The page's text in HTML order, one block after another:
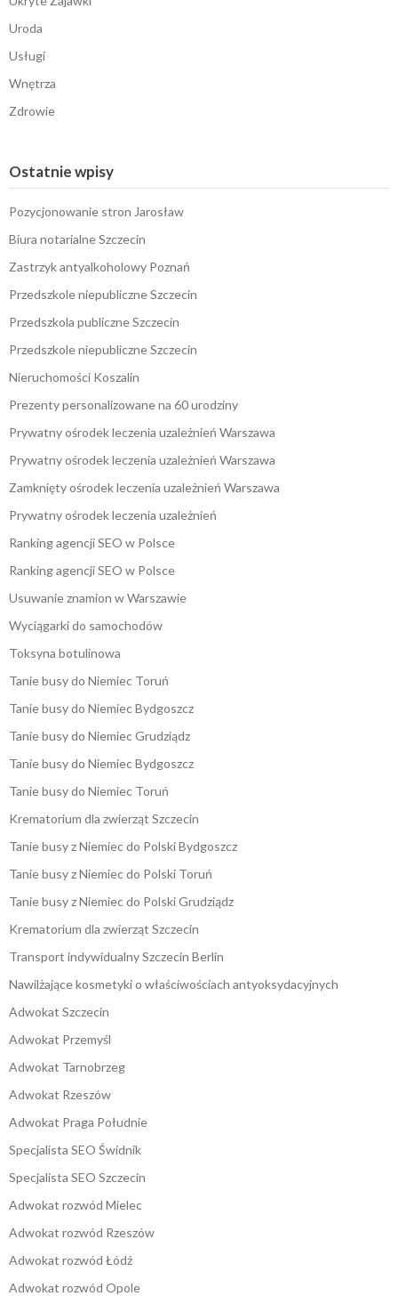
Uroda
Usługi
Wnętrza
Zdrowie
Ostatnie wpisy
Pozycjonowanie stron Jarosław
Biura notarialne Szczecin
Zastrzyk antyalkoholowy Poznań
Przedszkole niepubliczne Szczecin
Przedszkola publiczne Szczecin
Przedszkole niepubliczne Szczecin
Nieruchomości Koszalin
Prezenty personalizowane na 60 urodziny
Prywatny ośrodek leczenia uzależnień Warszawa
Prywatny ośrodek leczenia uzależnień Warszawa
Zamknięty ośrodek leczenia uzależnień Warszawa
Prywatny ośrodek leczenia uzależnień
Ranking agencji SEO w Polsce
Ranking agencji SEO w Polsce
Usuwanie znamion w Warszawie
Wyciągarki do samochodów
Toksyna botulinowa
Tanie busy do Niemiec Toruń
Tanie busy do Niemiec Bydgoszcz
Tanie busy do Niemiec Grudziądz
Tanie busy do Niemiec Bydgoszcz
Tanie busy do Niemiec Toruń
Krematorium dla zwierząt Szczecin
Tanie busy z Niemiec do Polski Bydgoszcz
Tanie busy z Niemiec do Polski Toruń
Tanie busy z Niemiec do Polski Grudziądz
Krematorium dla zwierząt Szczecin
Transport indywidualny Szczecin Berlin
Nawilżające kosmetyki o właściwościach antyoksydacyjnych
Adwokat Szczecin
Adwokat Przemyśl
Adwokat Tarnobrzeg
Adwokat Rzeszów
Adwokat Praga Południe
Specjalista SEO Świdnik
Specjalista SEO Szczecin
Adwokat rozwód Mielec
Adwokat rozwód Rzeszów
Adwokat rozwód Łódź
Adwokat rozwód Opole